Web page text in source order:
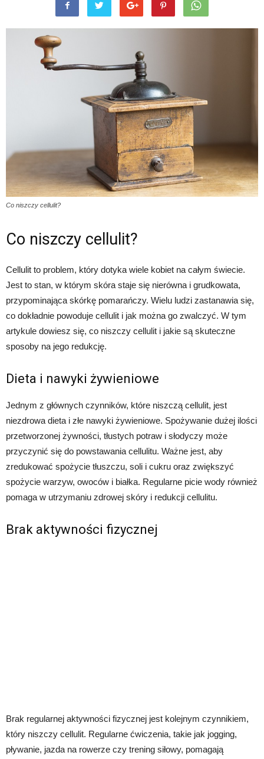
Co niszczy cellulit?
Co niszczy cellulit?
Cellulit to problem, który dotyka wiele kobiet na całym świecie.
Jest to stan, w którym skóra staje się nierówna i grudkowata,
przypominająca skórkę pomarańczy. Wielu ludzi zastanawia się,
co dokładnie powoduje cellulit i jak można go zwalczyć. W tym
artykule dowiesz się, co niszczy cellulit i jakie są skuteczne
sposoby na jego redukcję.
Dieta i nawyki żywieniowe
Jednym z głównych czynników, które niszczą cellulit, jest
niezdrowa dieta i złe nawyki żywieniowe. Spożywanie dużej ilości
przetworzonej żywności, tłustych potraw i słodyczy może
przyczynić się do powstawania cellulitu. Ważne jest, aby
zredukować spożycie tłuszczu, soli i cukru oraz zwiększyć
spożycie warzyw, owoców i białka. Regularne picie wody również
pomaga w utrzymaniu zdrowej skóry i redukcji cellulitu.
Brak aktywności fizycznej
Brak regularnej aktywności fizycznej jest kolejnym czynnikiem,
który niszczy cellulit. Regularne ćwiczenia, takie jak jogging,
pływanie, jazda na rowerze czy trening siłowy, pomagają